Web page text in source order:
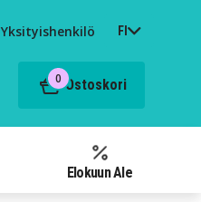
Yksityishenkilö FI
0 Ostoskori
Elokuun Ale